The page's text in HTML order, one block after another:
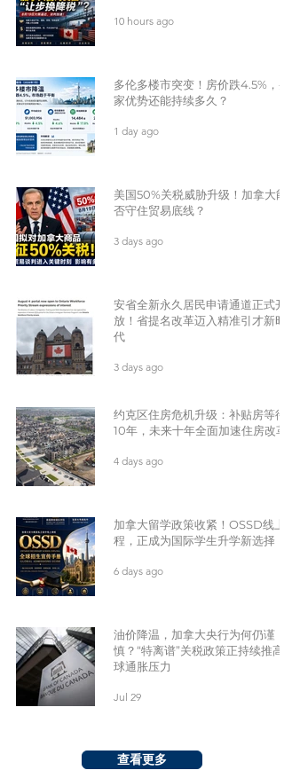
10 hours ago
多伦多楼市突变！房价跌4.5%，买
家优势还能持续多久？
1 day ago
美国50%关税威胁升级！加拿大能
否守住贸易底线？
3 days ago
安省全新永久居民申请通道正式开
放！省提名改革迈入精准引才新时
代
3 days ago
约克区住房危机升级：补贴房等待
10年，未来十年全面加速住房改革
4 days ago
加拿大留学政策收紧！OSSD线上
程，正成为国际学生升学新选择
6 days ago
油价降温，加拿大央行为何仍谨
慎？“特离谱”关税政策正持续推高
球通胀压力
Jul 29
查看更多